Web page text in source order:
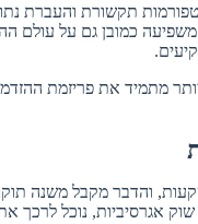
תקשורת והעברת
משפיעה כמובן גם על
מתמיד את פריזמת
והדבר מקבל משנה תוקף
אגרסיביות, נוכל לרכך